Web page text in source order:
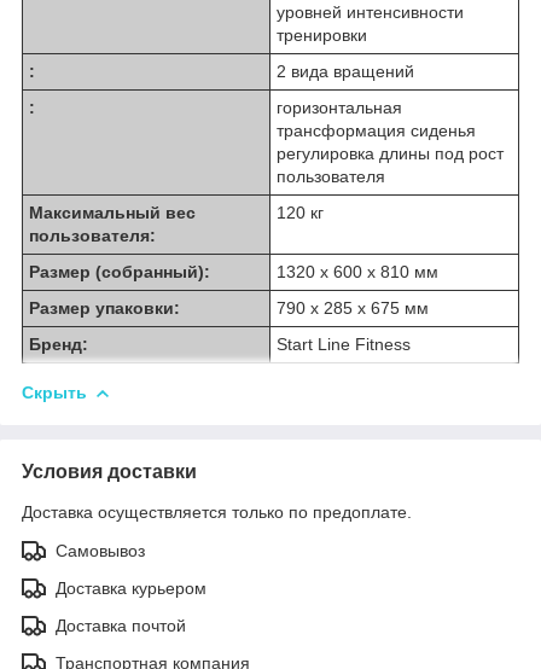
уровней интенсивности
тренировки
:
2 вида вращений
:
горизонтальная
трансформация сиденья
регулировка длины под рост
пользователя
Максимальный вес
пользователя:
120 кг
Размер (собранный):
1320 x 600 x 810 мм
Размер упаковки:
790 x 285 x 675 мм
Бренд:
Start Line Fitness
Скрыть
Условия доставки
Доставка осуществляется только по предоплате.
Самовывоз
Доставка курьером
Доставка почтой
Транспортная компания